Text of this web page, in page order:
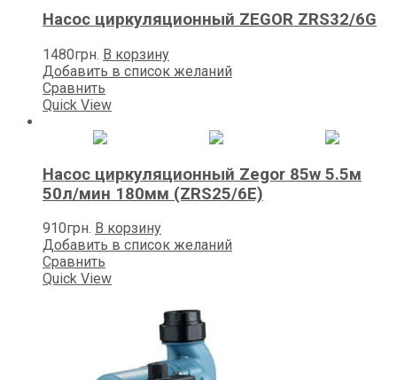
Насос циркуляционный ZEGOR ZRS32/6G
1480грн. В корзину
Добавить в список желаний
Сравнить
Quick View
Насос циркуляционный Zegor 85w 5.5м
50л/мин 180мм (ZRS25/6E)
910грн. В корзину
Добавить в список желаний
Сравнить
Quick View